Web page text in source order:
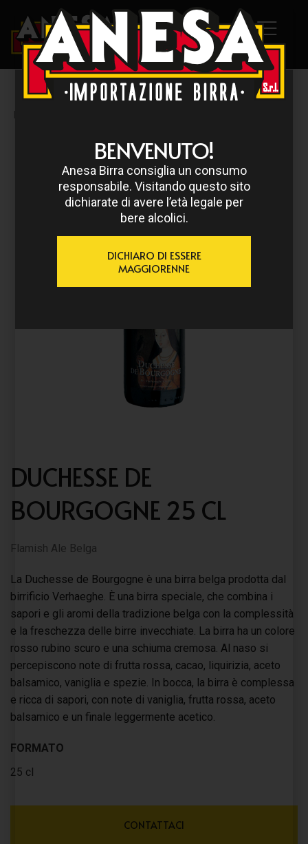
DUCHESSE DE
BOURGOGNE 25 CL
Flamish Ale Belga
La Duchesse de Bourgogne è una birra belga prodotta dal
birrificio Verhaeghe. È una birra speciale, che combina i
sapori e gli aromi della tradizione belga con la complessità
e la freschezza delle birre invecchiate. La birra ha un colore
rosso rubino scuro e una schiuma cremosa. Al naso si
percepiscono note di frutta rossa, cacao, liquirizia, aceto
balsamico, vaniglia e spezie. In bocca, la birra è complessa
e ricca di sapori, con note di vaniglia, frutta rossa, aceto
balsamico e un finale leggermente acetico.
FORMATO
25 cl
CONTATTACI
BENVENUTO!
Anesa Birra consiglia un consumo
responsabile. Visitando questo sito
dichiarate di avere l’età legale per
bere alcolici.
DICHIARO DI ESSERE
MAGGIORENNE